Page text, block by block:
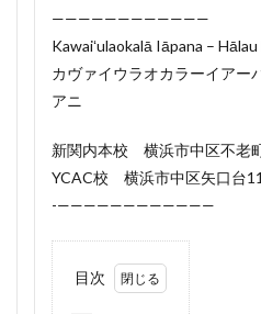
————————————
Kawaiʻulaokalā Iāpana –
カヴァイウラオカラーイアー
アニ
新関内本校 横浜市中区不老
YCAC校 横浜市中区矢口台11
-————————————
目次